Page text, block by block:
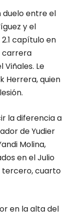
duelo entre el
y el
capítulo en
carrera
Le
Herrera, quien
la diferencia a
de Yudier
Molina,
en el Julio
tercero, cuarto
en la alta del